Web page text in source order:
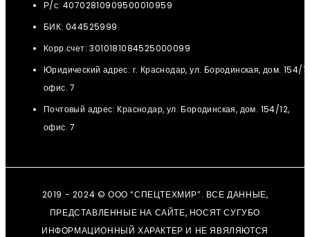
Р/с: 40702810909500010959
БИК: 044525999
Корр.счет: 3010181084525000099
Юридический адрес: г. Краснодар, ул. Бородинская, дом. 154/
офис. 7
Почтовый адрес: Краснодар, ул. Бородинская, дом. 154/12,
офис. 7
2019 - 2024 © ООО “СПЕЦТЕХМИР”. ВСЕ ДАННЫЕ,
ПРЕДСТАВЛЕННЫЕ НА САЙТЕ, НОСЯТ СУГУБО
ИНФОРМАЦИОННЫЙ ХАРАКТЕР И НЕ ЯВЯЛЯЮТСЯ